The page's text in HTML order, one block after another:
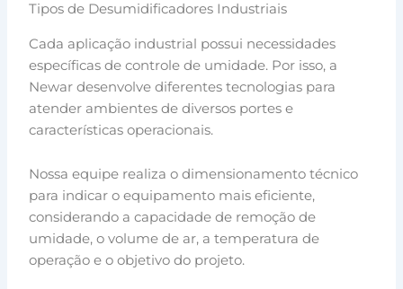
Tipos de Desumidificadores Industriais
Cada aplicação industrial possui necessidades
específicas de controle de umidade. Por isso, a
Newar desenvolve diferentes tecnologias para
atender ambientes de diversos portes e
características operacionais.
Nossa equipe realiza o dimensionamento técnico
para indicar o equipamento mais eficiente,
considerando a capacidade de remoção de
umidade, o volume de ar, a temperatura de
operação e o objetivo do projeto.